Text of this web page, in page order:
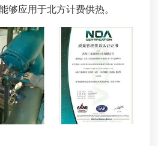
够应用于北方计费供热。